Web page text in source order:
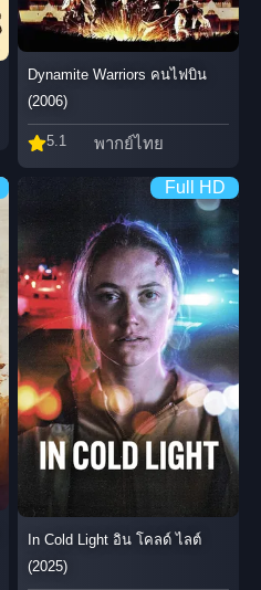
Dynamite Warriors คนไฟบิน
(2006)
5.1 พากย์ไทย
Full HD
In Cold Light อิน โคลด์ ไลต์
(2025)